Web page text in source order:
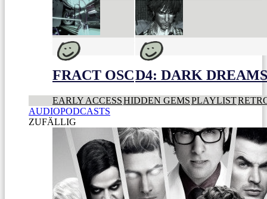
FRACT OSCD4: DARK
EARLY ACCESSHIDDEN GEMSPLAYLIST
AUDIOPODCASTS
ZUFÄLLIG